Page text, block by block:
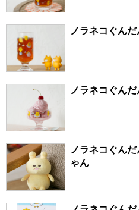
ノラネコぐん
ゃん